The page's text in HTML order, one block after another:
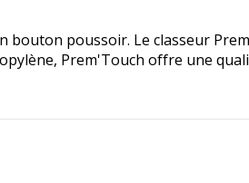
bouton poussoir. Le classeur
Prem'Touch offre une